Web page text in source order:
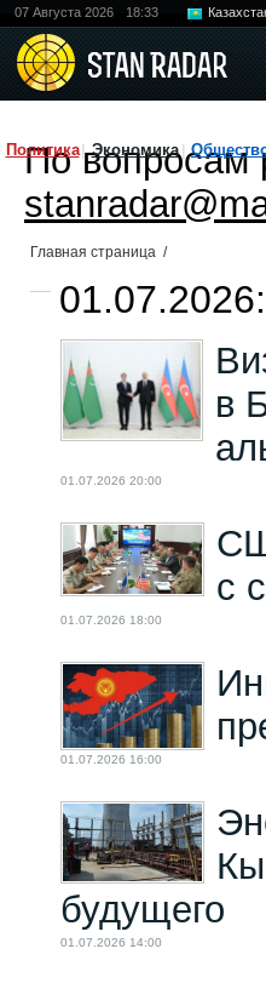
07 Августа 2026 18:33
Политика Экономика
По вопросам
Главная страница /
01.07.2026:
в
01.07.2026 20:00
с
01.07.2026 18:00
01.07.2026 16:00
будущего
01.07.2026 14:00